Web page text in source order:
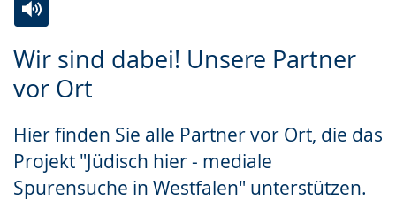
Wir sind dabei! Unsere Partner
vor Ort
Hier finden Sie alle Partner vor Ort, die das
Projekt "Jüdisch hier - mediale
Spurensuche in Westfalen" unterstützen.
Leichten
Sprache
Audio-
Unterstützung.
Video
in
Gebärdensprache
wird
angezeigt.